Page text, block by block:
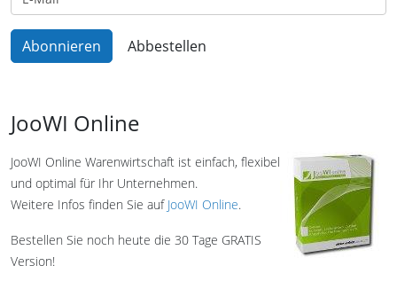
JooWI Online
JooWI Online Warenwirtschaft ist einfach, flexibel
und optimal für Ihr Unternehmen.
Weitere Infos finden Sie auf JooWI Online.
Bestellen Sie noch heute die 30 Tage GRATIS
Version!